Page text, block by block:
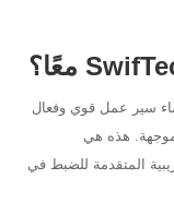
سير عمل قوي وفعال
هذه هي
المتقدمة للضبط في